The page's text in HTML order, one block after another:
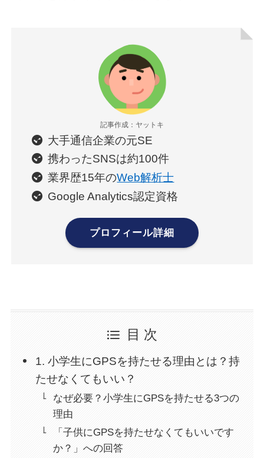
記事作成：ヤットキ
大手通信企業の元SE
携わったSNSは約100件
業界歴15年のWeb解析士
Google Analytics認定資格
プロフィール詳細
目 次
1. 小学生にGPSを持たせる理由とは？持
たせなくてもいい？
なぜ必要？小学生にGPSを持たせる3つの
理由
「子供にGPSを持たせなくてもいいです
か？」への回答